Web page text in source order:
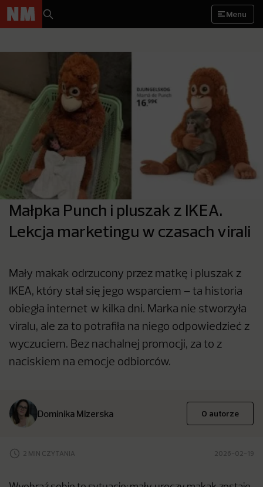
Menu
Małpka Punch i pluszak z IKEA.
Lekcja marketingu w czasach virali
Mały makak odrzucony przez matkę i pluszak z
IKEA, który stał się jego wsparciem – ta historia
obiegła internet w kilka dni. Marka nie stworzyła
viralu, ale za to potrafiła na niego odpowiedzieć z
wyczuciem. Bez nachalnej promocji, za to z
naciskiem na emocje odbiorców.
Dominika Mizerska O autorze
2 MIN CZYTANIA 2026-02-19